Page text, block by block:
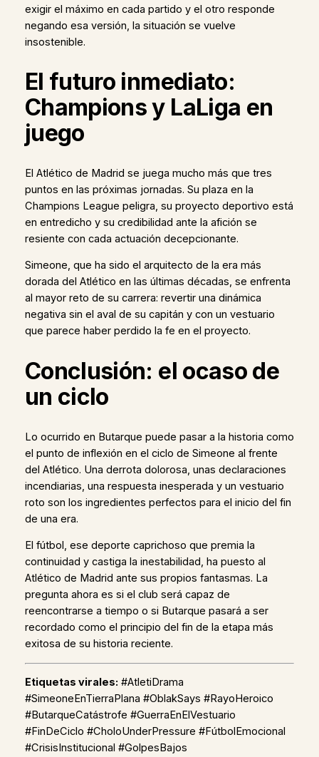
exigir el máximo en cada partido y el otro responde
negando esa versión, la situación se vuelve
insostenible.
El futuro inmediato:
Champions y LaLiga en
juego
El Atlético de Madrid se juega mucho más que tres
puntos en las próximas jornadas. Su plaza en la
Champions League peligra, su proyecto deportivo está
en entredicho y su credibilidad ante la afición se
resiente con cada actuación decepcionante.
Simeone, que ha sido el arquitecto de la era más
dorada del Atlético en las últimas décadas, se enfrenta
al mayor reto de su carrera: revertir una dinámica
negativa sin el aval de su capitán y con un vestuario
que parece haber perdido la fe en el proyecto.
Conclusión: el ocaso de
un ciclo
Lo ocurrido en Butarque puede pasar a la historia como
el punto de inflexión en el ciclo de Simeone al frente
del Atlético. Una derrota dolorosa, unas declaraciones
incendiarias, una respuesta inesperada y un vestuario
roto son los ingredientes perfectos para el inicio del fin
de una era.
El fútbol, ese deporte caprichoso que premia la
continuidad y castiga la inestabilidad, ha puesto al
Atlético de Madrid ante sus propios fantasmas. La
pregunta ahora es si el club será capaz de
reencontrarse a tiempo o si Butarque pasará a ser
recordado como el principio del fin de la etapa más
exitosa de su historia reciente.
Etiquetas virales: #AtletiDrama
#SimeoneEnTierraPlana #OblakSays #RayoHeroico
#ButarqueCatástrofe #GuerraEnElVestuario
#FinDeCiclo #CholoUnderPressure #FútbolEmocional
#CrisisInstitucional #GolpesBajos